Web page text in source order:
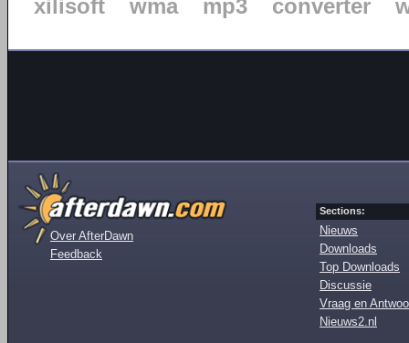
xilisoft
wma mp3 converter
Over AfterDawn
Feedback
Sections:
Nieuws
Downloads
Top Downloads
Discussie
Vraag en
Nieuws2.nl